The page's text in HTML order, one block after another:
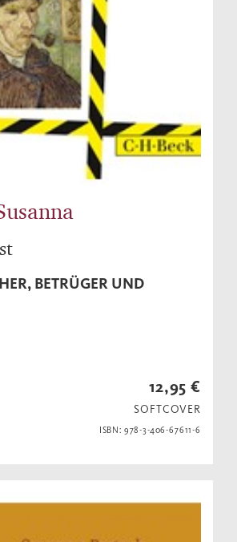
BETRÜGER UND
12,95 €
SOFTCOVER
ISBN: 978-3-406-67611-6